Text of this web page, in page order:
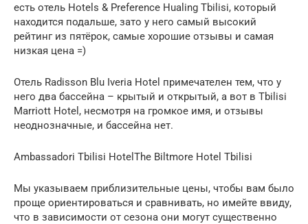
есть отель Hotels & Preference Hualing Tbilisi, который
находится подальше, зато у него самый высокий
рейтинг из пятёрок, самые хорошие отзывы и самая
низкая цена =)
Отель Radisson Blu Iveria Hotel примечателен тем, что у
него два бассейна – крытый и открытый, а вот в Tbilisi
Marriott Hotel, несмотря на громкое имя, и отзывы
неоднозначные, и бассейна нет.
Ambassadori Tbilisi HotelThe Biltmore Hotel Tbilisi
Мы указываем приблизительные цены, чтобы вам было
проще ориентироваться и сравнивать, но имейте ввиду,
что в зависимости от сезона они могут существенно